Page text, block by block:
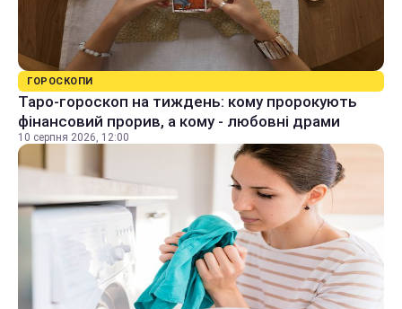
ГОРОСКОПИ
Таро-гороскоп на тиждень: кому пророкують
фінансовий прорив, а кому - любовні драми
10 серпня 2026, 12:00